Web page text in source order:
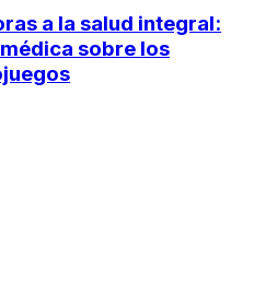
a la salud integral:
sobre los